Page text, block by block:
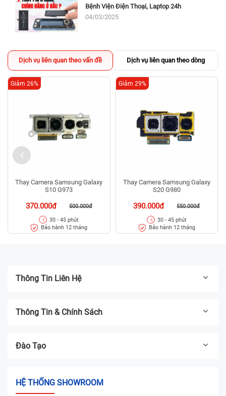
Bệnh Viện Điện Thoại, Laptop 24h
04/03/2025
Dịch vụ liên quan theo vấn đề Dịch vụ liên quan theo dòng
Thay Camera Samsung Galaxy
S10 G973
370.000đ 500.000đ
Giảm 26%
30 - 45 phút
Bảo hành 12 tháng
Thay Camera Samsung Galaxy
S20 G980
390.000đ 550.000đ
Giảm 29%
30 - 45 phút
Bảo hành 12 tháng
Thông Tin Liên Hệ
Thông Tin & Chính Sách
Đào Tạo
HỆ THỐNG SHOWROOM